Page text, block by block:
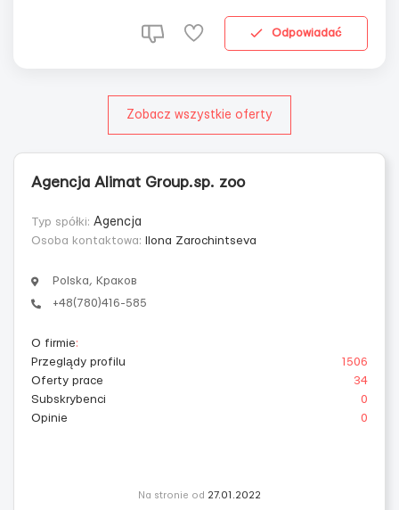
(высчитываем с зп 450 зл). Есть фото Бесплатн...
Odpowiadać
Zobacz wszystkie oferty
Agencja Alimat Group.sp. zoo
Typ spółki: Agencja
Osoba kontaktowa:
Ilona Zarochintseva
Polska, Краков
+48(780)416-585
O firmie:
Przeglądy profilu
1506
Oferty prace
34
Subskrybenci
0
Opinie
0
Na stronie od 27.01.2022